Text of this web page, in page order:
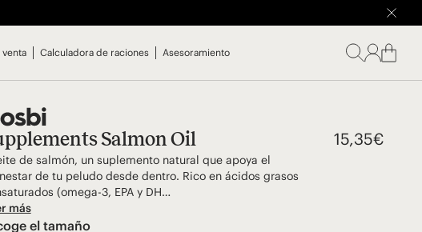
venta Calculadora de raciones Asesoramiento
Salmon Oil 15,35€
de salmón, un suplemento natural que apoya el
de tu peludo desde dentro. Rico en ácidos grasos
(omega-3, EPA y DH…
más
el tamaño